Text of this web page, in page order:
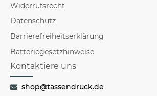
Widerrufsrecht
Datenschutz
Barrierefreiheitserklärung
Batteriegesetzhinweise
Kontaktiere uns
shop@tassendruck.de